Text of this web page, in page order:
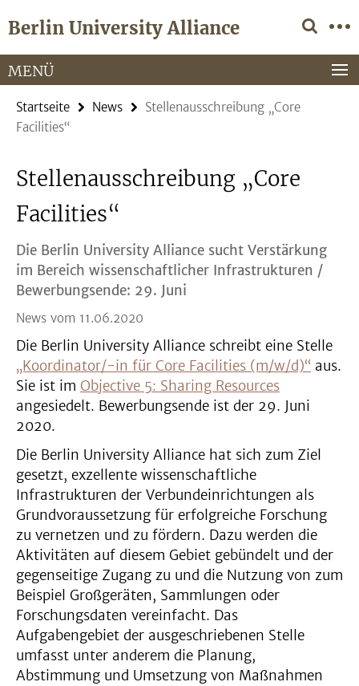
direkt
Inhalt
Berlin University Alliance
Service-
Navigation
MENÜ
Startseite News
Stellenausschreibung „Core
Facilities“
Stellenausschreibung „Core
Facilities“
Die Berlin University Alliance sucht Verstärkung
im Bereich wissenschaftlicher Infrastrukturen /
Bewerbungsende: 29. Juni
News vom 11.06.2020
Die Berlin University Alliance schreibt eine Stelle
„Koordinator/-in für Core Facilities (m/w/d)“ aus.
Sie ist im Objective 5: Sharing Resources
angesiedelt. Bewerbungsende ist der 29. Juni
2020.
Die Berlin University Alliance hat sich zum Ziel
gesetzt, exzellente wissenschaftliche
Infrastrukturen der Verbundeinrichtungen als
Grundvoraussetzung für erfolgreiche Forschung
zu vernetzen und zu fördern. Dazu werden die
Aktivitäten auf diesem Gebiet gebündelt und der
gegenseitige Zugang zu und die Nutzung von zum
Beispiel Großgeräten, Sammlungen oder
Forschungsdaten vereinfacht. Das
Aufgabengebiet der ausgeschriebenen Stelle
umfasst unter anderem die Planung,
Abstimmung und Umsetzung von Maßnahmen